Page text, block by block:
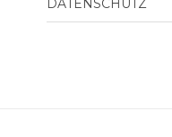
DATENSCHUTZ